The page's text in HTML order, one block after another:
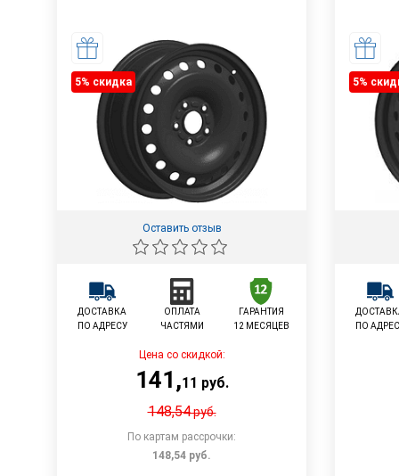
5% cкидка
Оставить отзыв
ДОСТАВКА
ПО АДРЕСУ
ОПЛАТА
ЧАСТЯМИ
ГАРАНТИЯ
12 МЕСЯЦЕВ
Цена со скидкой:
141 ,11 руб.
148,54руб.
По картам рассрочки:
148,54 руб.
5%
ПО